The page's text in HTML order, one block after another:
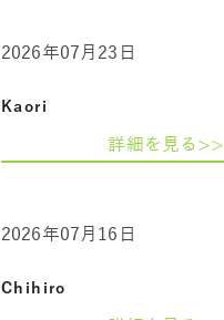
Kaori
2026年07月23日
詳細を見る>>
Chihiro
2026年07月16日